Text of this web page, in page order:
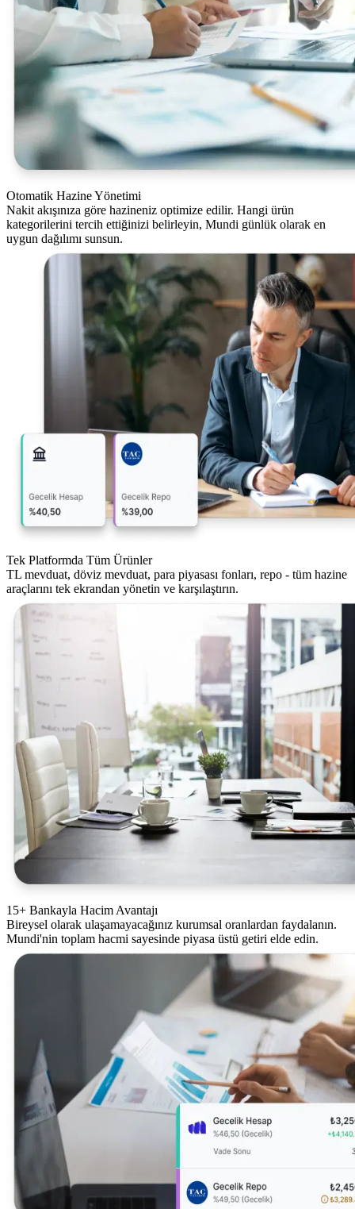
Otomatik Hazine Yönetimi
Nakit akışınıza göre hazineniz optimize edilir. Hangi ürün
kategorilerini tercih ettiğinizi belirleyin, Mundi günlük olarak en
uygun dağılımı sunsun.
Tek Platformda Tüm Ürünler
TL mevduat, döviz mevduat, para piyasası fonları, repo - tüm hazine
araçlarını tek ekrandan yönetin ve karşılaştırın.
15+ Bankayla Hacim Avantajı
Bireysel olarak ulaşamayacağınız kurumsal oranlardan faydalanın.
Mundi'nin toplam hacmi sayesinde piyasa üstü getiri elde edin.